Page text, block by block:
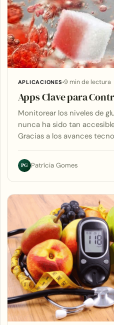
APLICACIONES 9 min de lectura
Apps Clave para
Monitorear los niveles de
nunca ha sido tan
Gracias a los avances
PG Patrícia Gomes